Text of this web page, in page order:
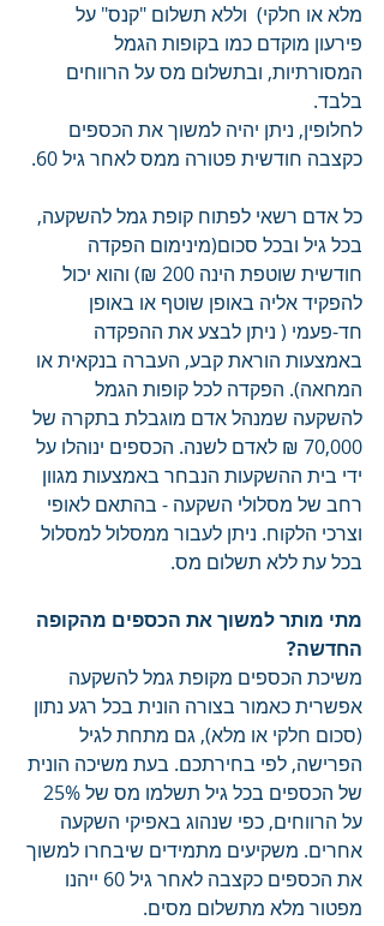
מלא או חלקי)  וללא תשלום "קנס" על
פירעון מוקדם כמו בקופות הגמל
המסורתיות, ובתשלום מס על הרווחים
בלבד.
לחלופין, ניתן יהיה למשוך את הכספים
כקצבה חודשית פטורה ממס לאחר גיל 60.
כל אדם רשאי לפתוח קופת גמל להשקעה,
בכל גיל ובכל סכום(מינימום הפקדה
חודשית שוטפת הינה 200 ₪) והוא יכול
להפקיד אליה באופן שוטף או באופן
חד-פעמי ( ניתן לבצע את ההפקדה
באמצעות הוראת קבע, העברה בנקאית או
המחאה). הפקדה לכל קופות הגמל
להשקעה שמנהל אדם מוגבלת בתקרה של
70,000 ₪ לאדם לשנה. הכספים ינוהלו על
ידי בית ההשקעות הנבחר באמצעות מגוון
רחב של מסלולי השקעה - בהתאם לאופי
וצרכי הלקוח. ניתן לעבור ממסלול למסלול
בכל עת ללא תשלום מס.
מתי מותר למשוך את הכספים מהקופה
החדשה?
משיכת הכספים מקופת גמל להשקעה
אפשרית כאמור בצורה הונית בכל רגע נתון
(סכום חלקי או מלא), גם מתחת לגיל
הפרישה, לפי בחירתכם. בעת משיכה הונית
על הרווחים, כפי שנהוג באפיקי השקעה
אחרים. משקיעים מתמידים שיבחרו למשוך
את הכספים כקצבה לאחר גיל 60 ייהנו
מפטור מלא מתשלום מסים.